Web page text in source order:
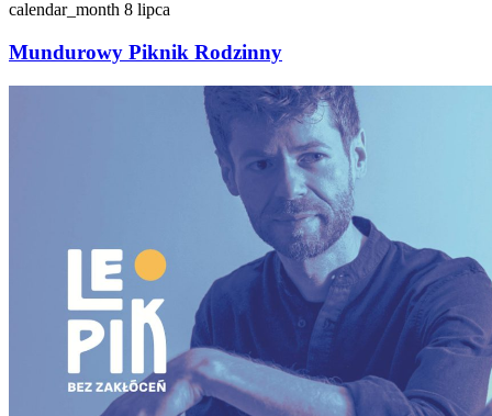
calendar_month 8 lipca
Mundurowy Piknik Rodzinny